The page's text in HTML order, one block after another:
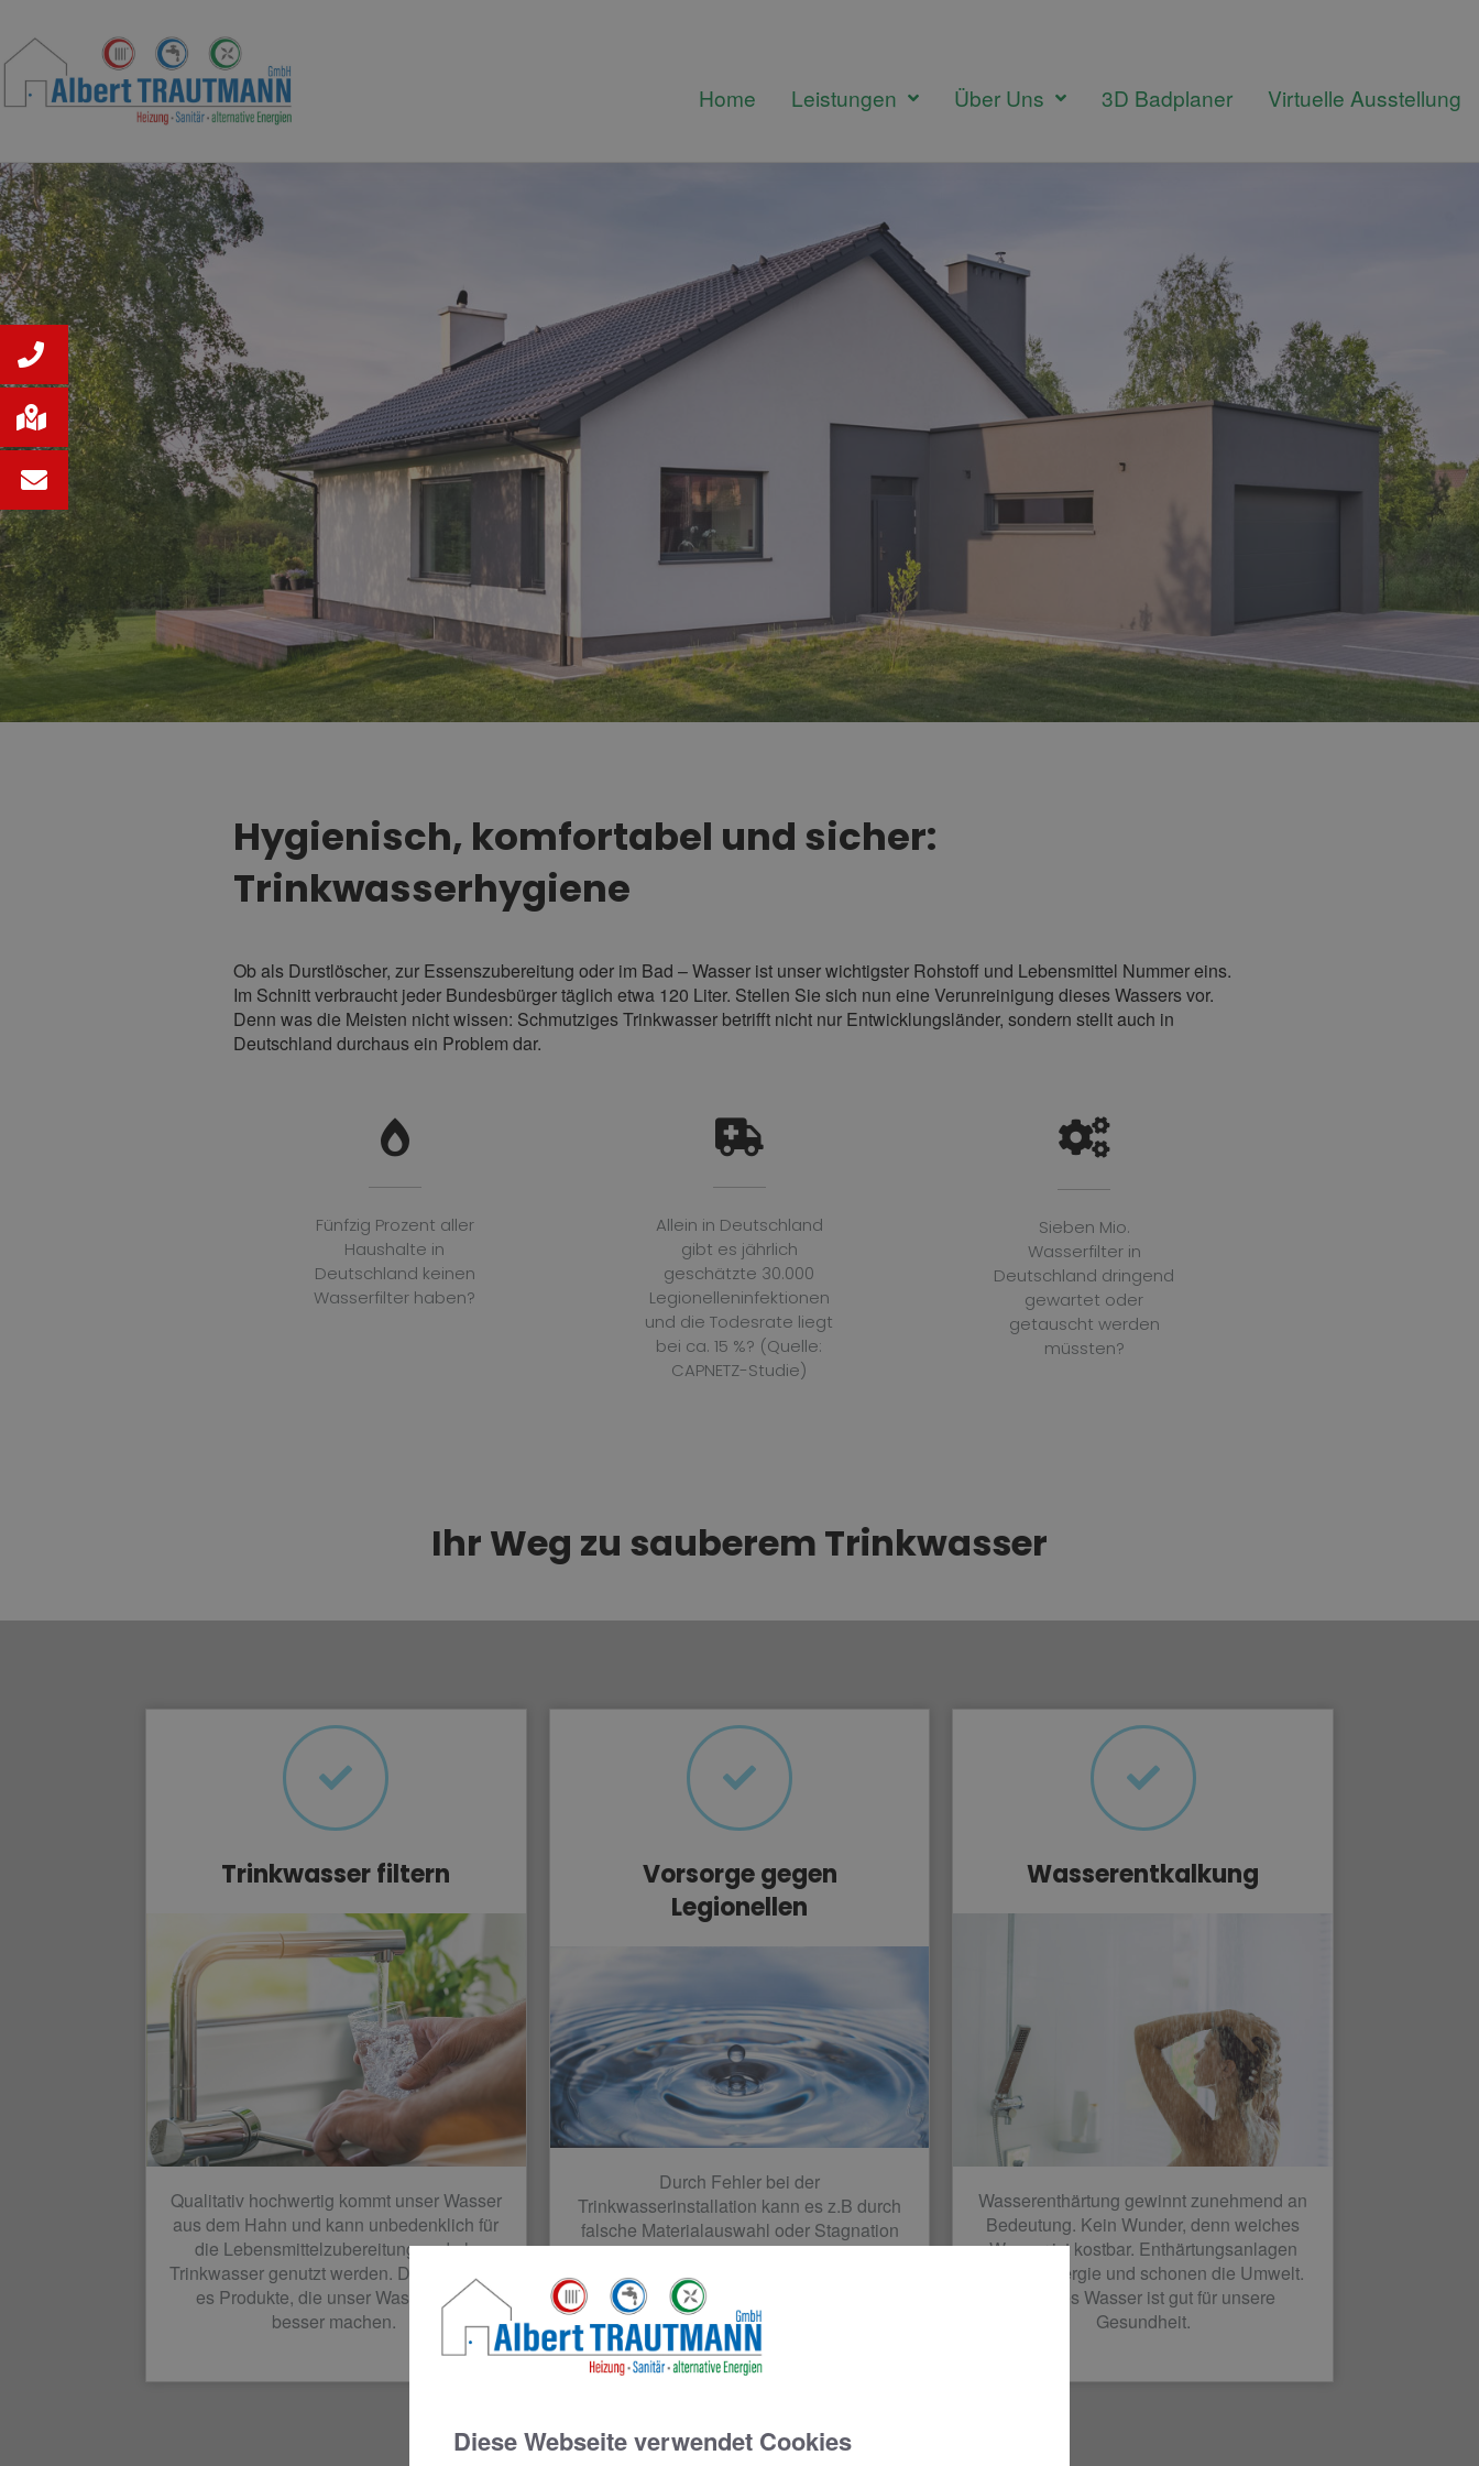
Home Leistungen Über Uns 3D Badplaner Virtuelle Ausstellung
Hygienisch, komfortabel und sicher:
Trinkwasserhygiene
Ob als Durstlöscher, zur Essenszubereitung oder im Bad – Wasser ist unser wichtigster Rohstoff und Lebensmittel Nummer eins.
Im Schnitt verbraucht jeder Bundesbürger täglich etwa 120 Liter. Stellen Sie sich nun eine Verunreinigung dieses Wassers vor.
Denn was die Meisten nicht wissen: Schmutziges Trinkwasser betrifft nicht nur Entwicklungsländer, sondern stellt auch in
Deutschland durchaus ein Problem dar.
Fünfzig Prozent aller
Haushalte in
Deutschland keinen
Wasserfilter haben?
Allein in Deutschland
gibt es jährlich
geschätzte 30.000
Legionelleninfektionen
und die Todesrate liegt
bei ca. 15 %? (Quelle:
CAPNETZ-Studie)
Sieben Mio.
Wasserfilter in
Deutschland dringend
gewartet oder
getauscht werden
müssten?
Ihr Weg zu sauberem Trinkwasser
Trinkwasser filtern
Qualitativ hochwertig kommt unser Wasser
aus dem Hahn und kann unbedenklich für
die Lebensmittelzubereitung und als
Trinkwasser genutzt werden. Dennoch gibt
es Produkte, die unser Wasser noch
besser machen.
Vorsorge gegen
Legionellen
Durch Fehler bei der
Trinkwasserinstallation kann es z.B durch
falsche Materialauswahl oder Stagnation
in den Rohrleitungen zur Bildung von
Legionellen sowie anderen Keimen
kommen.
Fachhandwerksprofis führen
Ihre Trinkwasserinstallation fachgerecht
durch.
Wasserentkalkung
Wasserenthärtung gewinnt zunehmend an
Bedeutung. Kein Wunder, denn weiches
Wasser ist kostbar. Enthärtungsanlagen
sparen Energie und schonen die Umwelt.
Weiches Wasser ist gut für unsere
Gesundheit.
Diese Webseite verwendet Cookies